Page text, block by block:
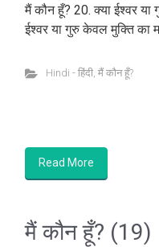
मैं कौन हूँ? 20. क्या ईश्वर
ईश्वर या गुरु केवल मुक्ति का
Hindi - हिंदी, मैं कौन हूँ?
Read More
मैं कौन हूँ? (19)